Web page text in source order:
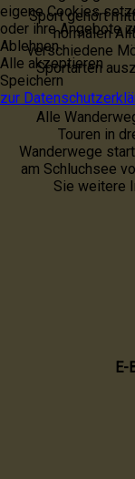
Sport gehört
normalen
verschiedene
Sportarten
Alle
Touren in
Wanderwege
am Schluchsee
Sie weitere
E-
eigene Cookies
oder ihre Angebote
Ablehnen
Alle akzeptieren
Speichern
zur